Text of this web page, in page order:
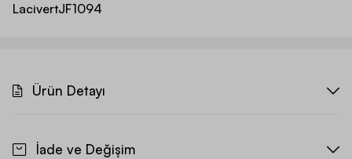
LacivertJF1094
Ürün Detayı
İade ve Değişim